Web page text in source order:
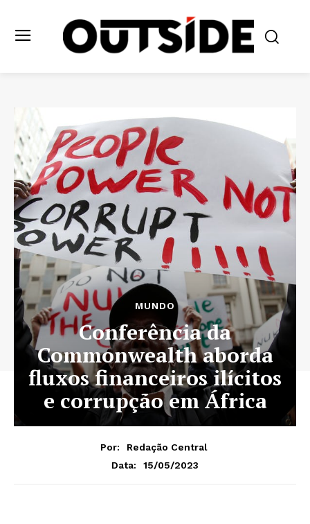
MUNDO
Conferência da
Commonwealth aborda
fluxos financeiros ilícitos
e corrupção em África
Por:
Redação Central
Data:
15/05/2023